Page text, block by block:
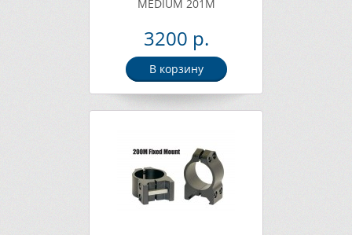
MEDIUM 201M
3200 р.
В корзину